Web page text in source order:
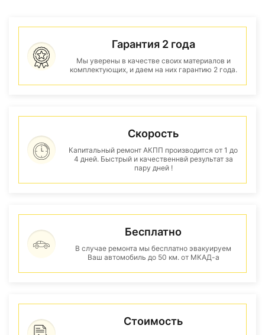
Гарантия 2 года
Мы уверены в качестве своих материалов и
комплектующих, и даем на них гарантию 2 года.
Скорость
Капитальный ремонт АКПП производится от 1 до
4 дней. Быстрый и качественнвй результат за
пару дней !
Бесплатно
В случае ремонта мы бесплатно эвакуируем
Ваш автомобиль до 50 км. от МКАД-а
Стоимость